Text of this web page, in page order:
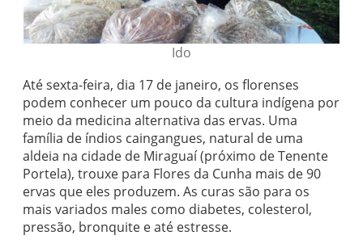
Ido
Até sexta-feira, dia 17 de janeiro, os florenses
podem conhecer um pouco da cultura indígena por
meio da medicina alternativa das ervas. Uma
família de índios caingangues, natural de uma
aldeia na cidade de Miraguaí (próximo de Tenente
Portela), trouxe para Flores da Cunha mais de 90
ervas que eles produzem. As curas são para os
mais variados males como diabetes, colesterol,
pressão, bronquite e até estresse.